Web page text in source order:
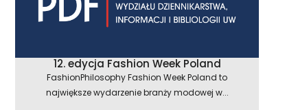
12. edycja Fashion Week Poland
FashionPhilosophy Fashion Week Poland to
największe wydarzenie branży modowej w...